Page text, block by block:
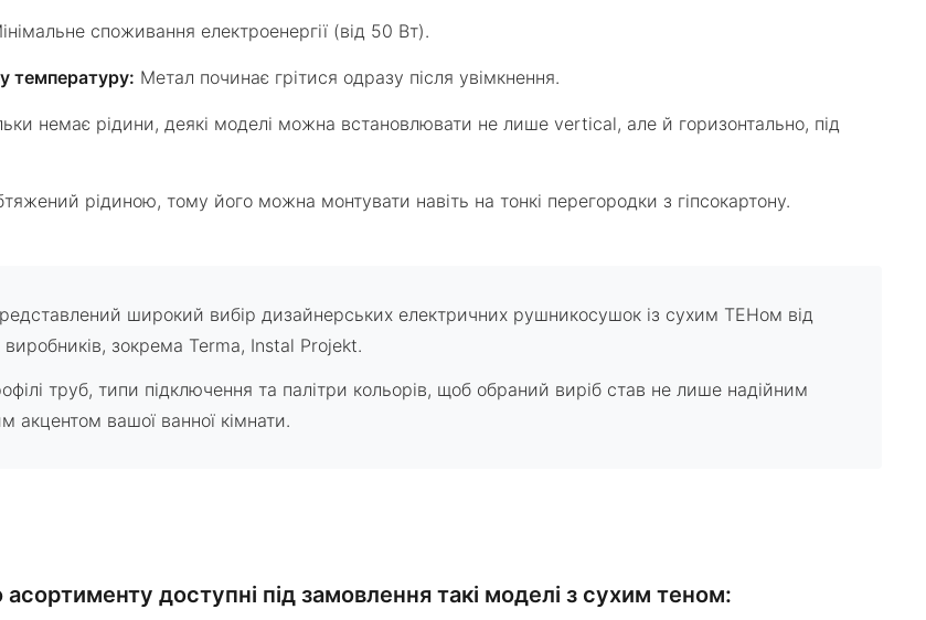
споживання електроенергії (від 50 Вт).
температуру: Метал починає грітися одразу після увімкнення.
немає рідини, деякі моделі можна встановлювати не лише vertical, але й горизонтально, під
рідиною, тому його можна монтувати навіть на тонкі перегородки з гіпсокартону.
широкий вибір дизайнерських електричних рушникосушок із сухим ТЕНом від
зокрема Terma, Instal Projekt.
труб, типи підключення та палітри кольорів, щоб обраний виріб став не лише надійним
акцентом вашої ванної кімнати.
доступні під замовлення такі моделі з сухим теном: